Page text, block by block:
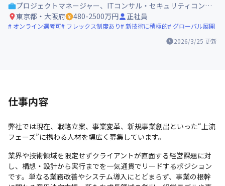
2026/3/25 更新
プロジェクトマネージャー、ITコンサル・セキュリティコンサル
東京都・大阪府
480-2500万円 正社員
オンライン選考可 フレックス制度あり 新技術に積極的 グローバル展開
仕事内容
弊社では現在、戦略立案、事業変革、新規事業創出といった“上流
フェーズ”に携わる人材を幅広く募集しています。
業界や技術領域を限定せずクライアントが直面する経営課題に対
し、構想・設計から実行までを一気通貫でリードするポジション
です。単なる業務改善やシステム導入にとどまらず、事業の根幹